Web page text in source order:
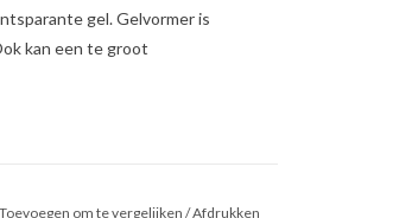
gel. Gelvormer is
kan een te groot
Toevoegen om te vergelijken /Afdrukken